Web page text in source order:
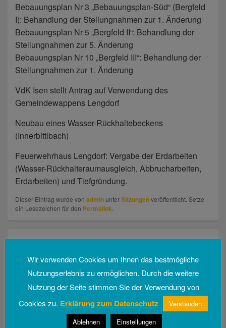
Bebauungsplan Nr 3 „Bebauungsplan-Süd“ (Bergfeld
I): Behandlung der Stellungnahmen zur 1. Änderung
Bebauungsplan Nr 5 „Bergfeld II“: Behandlung der
Stellungnahmen zur 5. Änderung
Bebauungsplan Nr 10 „Bergfeld III“: Behandlung der
Stellungnahmen zur 1. Änderung
VdK Isen stellt Antrag auf Verwendung des
Gemeindewappens Lengdorf
Neubau eines Wasser-Rückhaltebeckens
(Innerbittlbach)
Feuerwehrhaus Lengdorf: Vergabe der Erdarbeiten
(Wasser-Rückhalteraumausgleich, Abbrucharbeiten,
Erdarbeiten) und Tiefgründung.
Dieser Eintrag wurde von admin unterSitzungenveröffentlicht. Setze
ein Lesezeichen für den Permalink
Beitragsnavigation
Beitrag:
Gemeinderatssitzung vom 08.06.2017
Weiter→Nächster
Beitrag:
Gemeinderatssitzung vom 06.07.2017
Wir verwenden Cookies um Ihnen das bestmögliche
Nutzungserlebnis zu ermöglichen. Durch die weitere
Nutzung der Seite stimmen Sie der Verwendung von
Cookies zu. Erklärung zum Datenschutz
Verstanden
Ablehnen
Einstellungen